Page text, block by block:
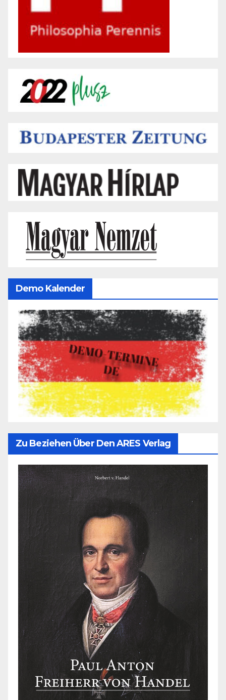
Demo Kalender
Zu Beziehen Über Den ARES Verlag